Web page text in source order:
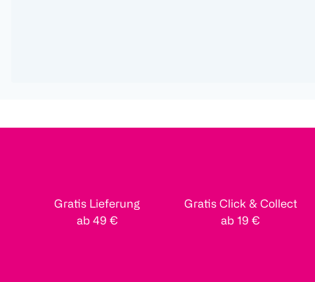
Gratis Lieferung
ab 49 €
Gratis Click & Collect
ab 19 €